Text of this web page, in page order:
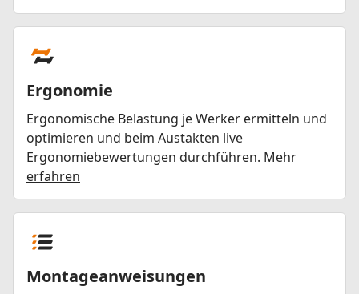
Ergonomie
Ergonomische Belastung je Werker ermitteln und
optimieren und beim Austakten live
Ergonomiebewertungen durchführen. Mehr
erfahren
Montageanweisungen